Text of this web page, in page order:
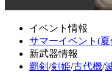
イベント情報
サマーイベント(
新武器情報
覇剣 /剣姫/古代機/